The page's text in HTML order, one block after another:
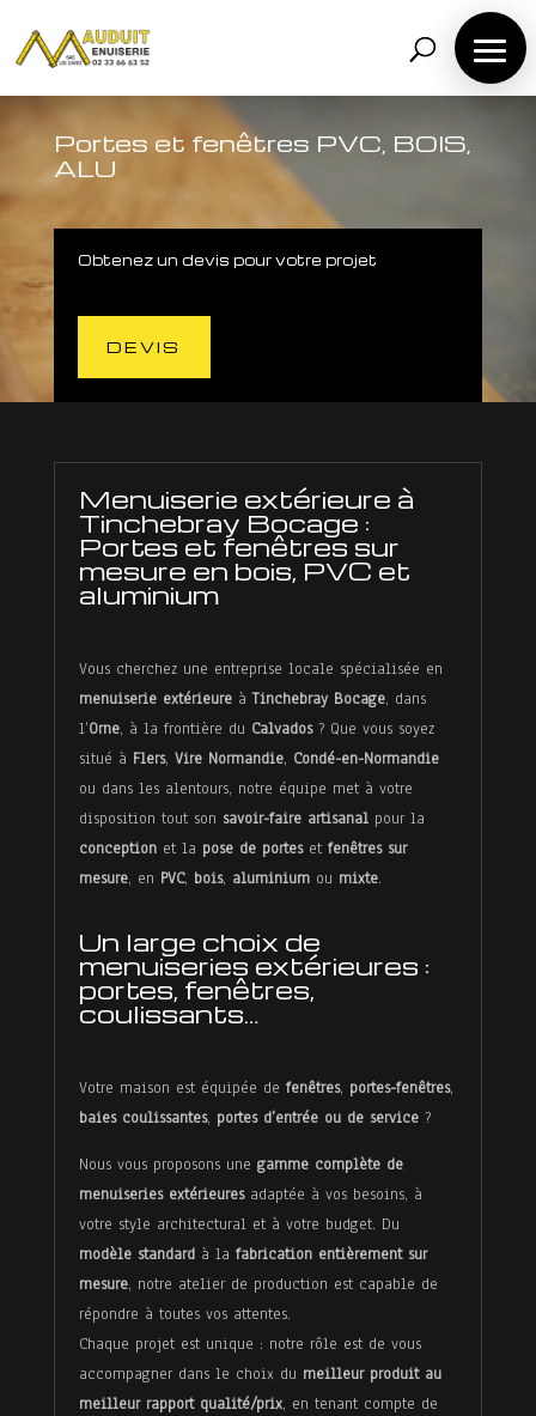
À
propos
Menuiserie
Isolation
Menuiserie
intérieure
Portes et fenêtres PVC, BOIS,
ALU
Obtenez un devis pour votre projet
DEVIS
Menuiserie extérieure à
Tinchebray Bocage :
Portes et fenêtres sur
mesure en bois, PVC et
aluminium
Vous cherchez une entreprise locale spécialisée en
menuiserie extérieureàTinchebray Bocage, dans
l’Orne, à la frontière du Calvados? Que vous soyez
situé à Flers, Vire Normandie, Condé-en-Normandie
ou dans les alentours, notre équipe met à votre
disposition tout son savoir-faire artisanalpour la
conceptionet la pose de porteset fenêtres sur
mesure, en PVC, bois, aluminiumou mixte.
Un large choix de
menuiseries extérieures :
portes, fenêtres,
coulissants…
Votre maison est équipée de fenêtres, portes-fenêtres,
baies coulissantes, portes d’entrée ou de service?
Nous vous proposons une gamme complète de
menuiseries extérieuresadaptée à vos besoins, à
votre style architectural et à votre budget. Du
modèle standardà la fabrication entièrement sur
mesure, notre atelier de production est capable de
répondre à toutes vos attentes.
Chaque projet est unique : notre rôle est de vous
accompagner dans le choix du meilleur produit au
meilleur rapport qualité/prix, en tenant compte de